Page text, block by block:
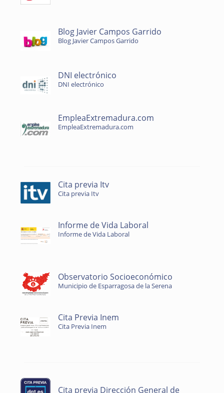
Blog Javier Campos Garrido
Blog Javier Campos Garrido
DNI electrónico
DNI electrónico
EmpleaExtremadura.com
EmpleaExtremadura.com
Cita previa Itv
Cita previa Itv
Informe de Vida Laboral
Informe de Vida Laboral
Observatorio Socioeconómico
Municipio de Esparragosa de la Serena
Cita Previa Inem
Cita Previa Inem
Cita previa Dirección General de